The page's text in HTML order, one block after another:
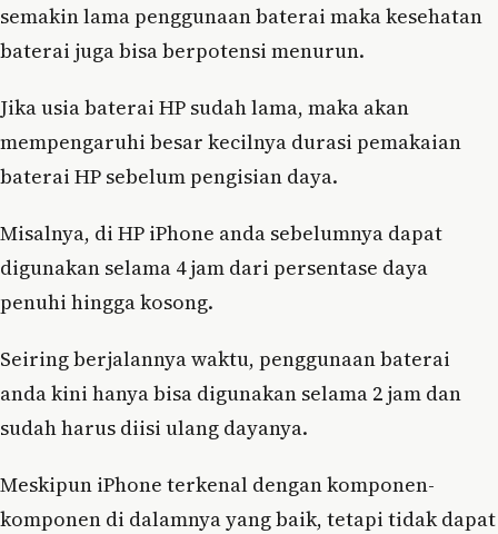
semakin lama penggunaan baterai maka kesehatan
baterai juga bisa berpotensi menurun.
Jika usia baterai HP sudah lama, maka akan
mempengaruhi besar kecilnya durasi pemakaian
baterai HP sebelum pengisian daya.
Misalnya, di HP iPhone anda sebelumnya dapat
digunakan selama 4 jam dari persentase daya
penuhi hingga kosong.
Seiring berjalannya waktu, penggunaan baterai
anda kini hanya bisa digunakan selama 2 jam dan
sudah harus diisi ulang dayanya.
Meskipun iPhone terkenal dengan komponen-
komponen di dalamnya yang baik, tetapi tidak dapat